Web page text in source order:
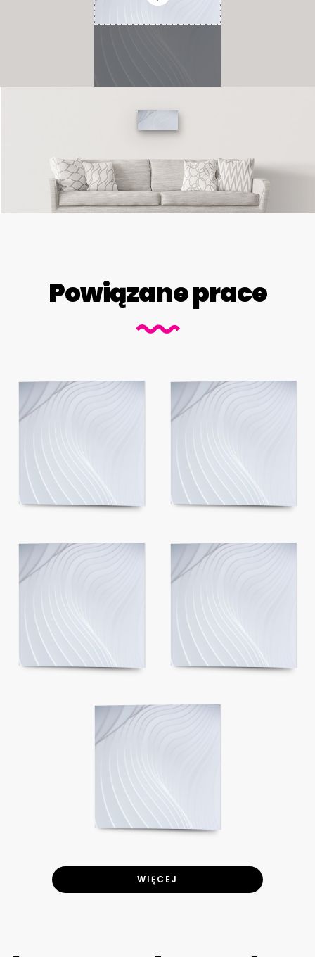
Powiązane prace
WIĘCEJ